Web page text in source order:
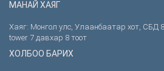
МАНАЙ ХАЯГ
Хаяг: Монгол улс, Улаанбаатар хот, СБД
tower 7 давхар 8 тоот
ХОЛБОО БАРИХ